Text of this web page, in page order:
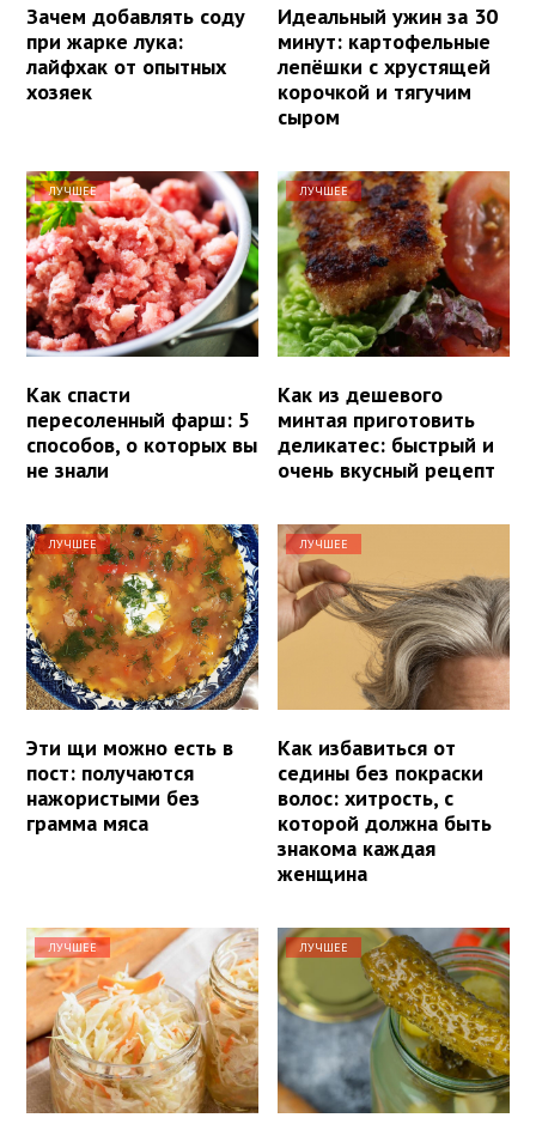
Зачем добавлять соду
при жарке лука:
лайфхак от опытных
хозяек
Идеальный ужин за 30
минут: картофельные
лепёшки с хрустящей
корочкой и тягучим
сыром
ЛУЧШЕЕ
Как спасти
пересоленный фарш: 5
способов, о которых вы
не знали
ЛУЧШЕЕ
Как из дешевого
минтая приготовить
деликатес: быстрый и
очень вкусный рецепт
ЛУЧШЕЕ
Эти щи можно есть в
пост: получаются
нажористыми без
грамма мяса
ЛУЧШЕЕ
Как избавиться от
седины без покраски
волос: хитрость, с
которой должна быть
знакома каждая
женщина
ЛУЧШЕЕ ЛУЧШЕЕ